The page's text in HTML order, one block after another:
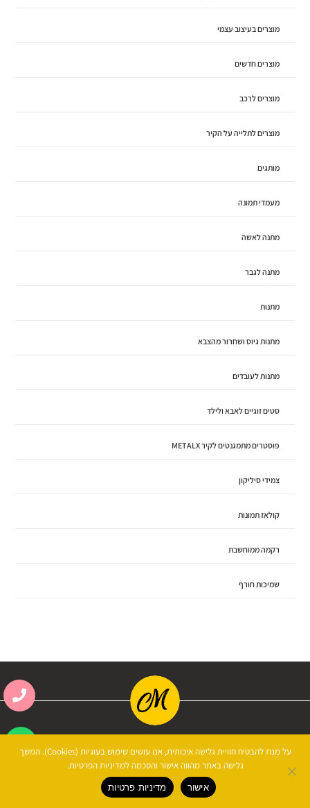
מוצרים בעיצוב עצמי
מוצרים חדשים
מוצרים לרכב
מוצרים לתלייה על הקיר
מותגים
מעמדי תמונה
מתנה לאשה
מתנה לגבר
מתנות
מתנות גיוס ושחרור מהצבא
מתנות לעובדים
סטים זוגיים לאבא ולילד
פוסטרים מתמגנטים לקיר METALX
צמידי סיליקון
קולאז תמונות
רקמה ממוחשבת
שמיכות חורף
שונות
על מנת להבטיח חוויית גלישה איכותית, אנו עושים שימוש בעוגיות (Cookies). המשך
גלישה באתר מהווה אישור והסכמה למדיניות הפרטיות.
אישור מדיניות פרטיות